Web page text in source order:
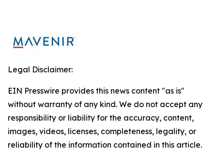
Legal Disclaimer:
EIN Presswire provides this news content "as is"
without warranty of any kind. We do not accept any
responsibility or liability for the accuracy, content,
images, videos, licenses, completeness, legality, or
reliability of the information contained in this article.